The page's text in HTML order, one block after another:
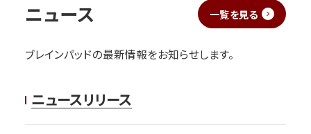
ニュース
ブレインパッドの最新情報をお知らせします。
一覧を見る
ニュースリリース